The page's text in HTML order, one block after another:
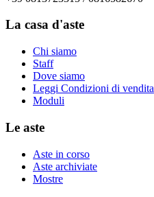
La casa d'aste
Chi siamo
Staff
Dove siamo
Leggi Condizioni di vendita
Moduli
Le aste
Aste in corso
Aste archiviate
Mostre